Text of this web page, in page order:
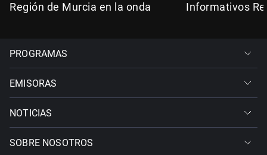
Región de Murcia en la onda Informativos
PROGRAMAS
EMISORAS
NOTICIAS
SOBRE NOSOTROS